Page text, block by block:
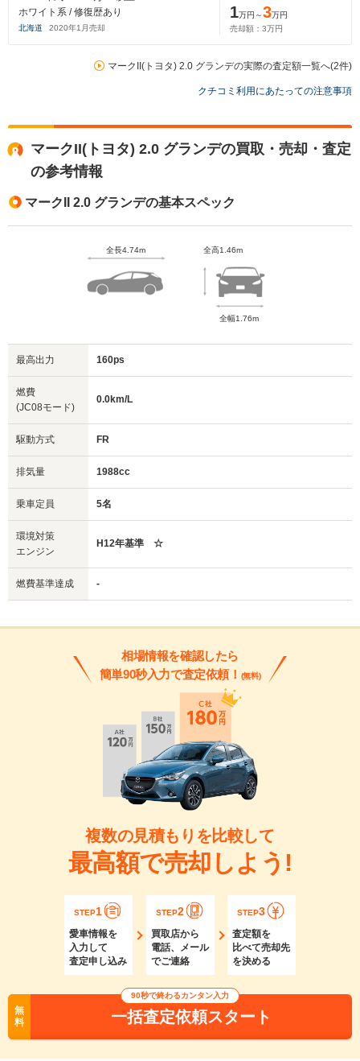
ホワイト系 / 修復歴あり
北海道 2020年1 月売却
1万円～3万円
売却額： 3万円
マークII(トヨタ) 2.0 グランデの実際の査定額一覧へ(2件)
クチコミ利用にあたっての注意事項
マークII(トヨタ) 2.0 グランデの買取・売却・査定
の参考情報
マークII 2.0 グランデの基本スペック
全長4.74m 全高1.46m
全幅1.76m
最高出力 160ps
燃費
(JC08モード)
0.0km/L
駆動方式 FR
排気量 1988cc
乗車定員 5名
環境対策
エンジン
H12年基準 ☆
燃費基準達成 -
相場情報を確認したら
簡単90秒入力で査定依頼！ (無料)
複数の見積もりを比較して
最高額で売却しよう!
STEP1
愛車情報を
入力して
査定申し込み
STEP2
買取店から
電話、メール
でご連絡
STEP3
査定額を
比べて売却先
を決める
無
料
90秒で終わるカンタン入力
一括査定依頼スタート